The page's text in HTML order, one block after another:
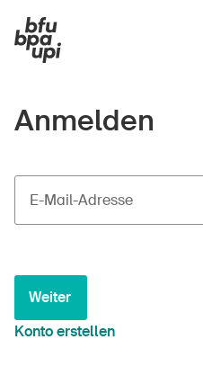
Anmelden
E-Mail-Adresse
Weiter
Konto erstellen